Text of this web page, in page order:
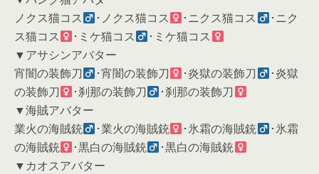
ノクス猫コス
･ノクス猫コス ･ニクス猫コス
･ニク
ス猫コス
･ミケ猫コス
･ミケ猫コス
▼アサシンアバター
宵闇の装飾刀
･宵闇の装飾刀 ･炎獄の装飾刀
･炎獄
の装飾刀
･刹那の装飾刀
･刹那の装飾刀
▼海賊アバター
業火の海賊銃
･業火の海賊銃 ･氷霜の海賊銃
･氷霜
の海賊銃
･黒白の海賊銃
･黒白の海賊銃
▼カオスアバター